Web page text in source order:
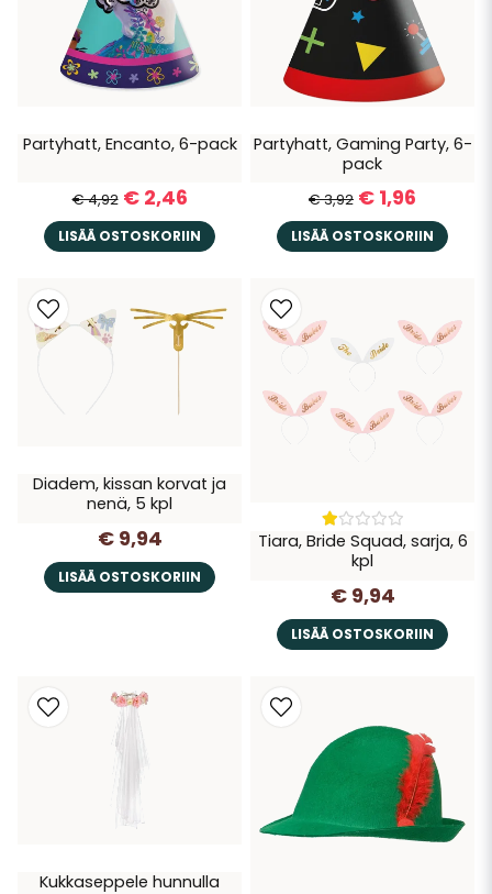
Partyhatt, Encanto, 6-pack
€ 4,92 € 2,46
LISÄÄ OSTOSKORIIN
Partyhatt, Gaming Party, 6-
pack
€ 3,92 € 1,96
LISÄÄ OSTOSKORIIN
Diadem, kissan korvat ja
nenä, 5 kpl
€ 9,94
LISÄÄ OSTOSKORIIN
Tiara, Bride Squad, sarja, 6
kpl
€ 9,94
LISÄÄ OSTOSKORIIN
Kukkaseppele hunnulla